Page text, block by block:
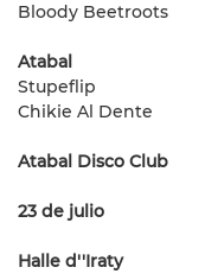
Bloody Beetroots
Atabal
Stupeflip
Chikie Al Dente
Atabal Disco Club
23 de julio
Halle d''Iraty